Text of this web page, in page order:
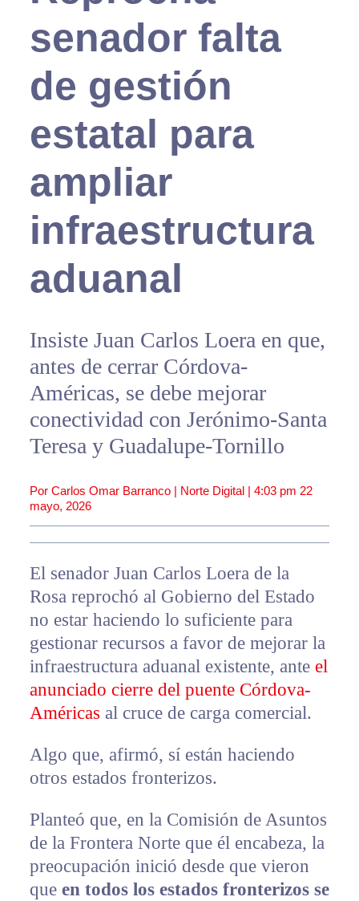
senador falta
de gestión
estatal para
ampliar
infraestructura
aduanal
Insiste Juan Carlos Loera en que,
antes de cerrar Córdova-
Américas, se debe mejorar
conectividad con Jerónimo-Santa
Teresa y Guadalupe-Tornillo
Por Carlos Omar Barranco | Norte Digital | 4:03 pm 22
mayo, 2026
El senador Juan Carlos Loera de la
Rosa reprochó al Gobierno del Estado
no estar haciendo lo suficiente para
gestionar recursos a favor de mejorar la
infraestructura aduanal existente, ante el
anunciado cierre del puente Córdova-
Américas al cruce de carga comercial.
Algo que, afirmó, sí están haciendo
otros estados fronterizos.
Planteó que, en la Comisión de Asuntos
de la Frontera Norte que él encabeza, la
preocupación inició desde que vieron
que en todos los estados fronterizos se